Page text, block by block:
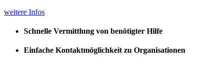
weitere Infos
Schnelle Vermittlung von benötigter Hilfe
Einfache Kontaktmöglichkeit zu Organisationen